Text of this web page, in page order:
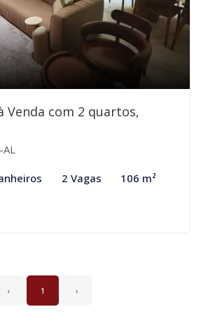
Venda com 2 quartos,
AL
2 Vagas 106 m²
‹ 1 ›